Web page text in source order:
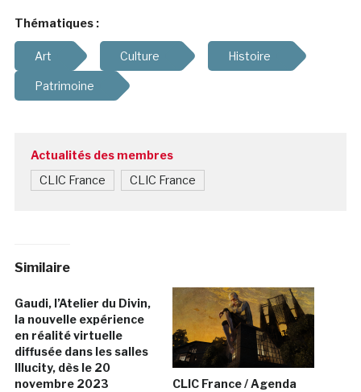
Thématiques :
Art Culture Histoire
Patrimoine
Actualités des membres
CLIC France CLIC France
Similaire
Gaudi, l’Atelier du Divin,
la nouvelle expérience
en réalité virtuelle
diffusée dans les salles
Illucity, dès le 20
novembre 2023
CLIC France / Agenda